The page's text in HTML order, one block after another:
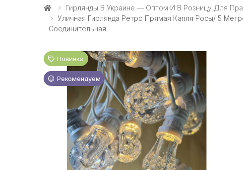
Гирлянды В Украине — Оптом И В Розницу Для
Уличная Гирлянда Ретро Прямая Капля Росы/ 5
Соединительная
Новинка
Рекомендуем